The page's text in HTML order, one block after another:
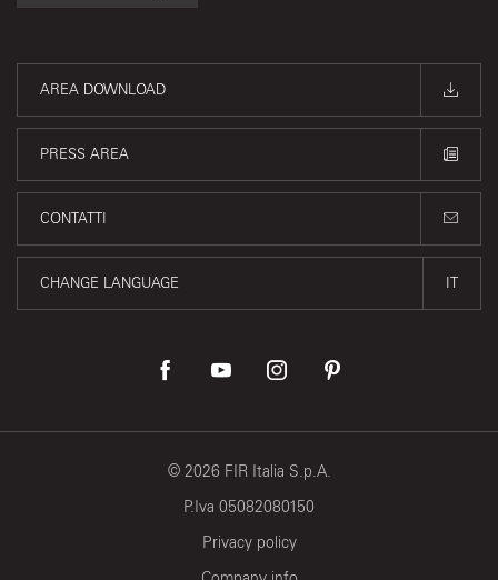
AREA DOWNLOAD
PRESS AREA
CONTATTI
CHANGE LANGUAGE IT
© 2026 FIR Italia S.p.A.
P.Iva 05082080150
Privacy policy